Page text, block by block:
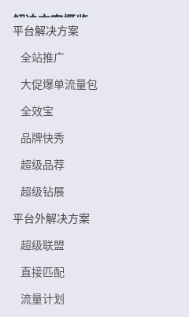
解决方案概览
平台解决方案
全站推广
大促爆单流量包
全效宝
品牌快秀
超级品荐
超级钻展
平台外解决方案
超级联盟
直接匹配
流量计划